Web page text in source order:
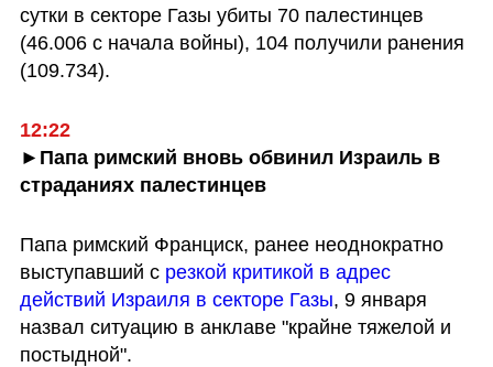
сутки в секторе Газы убиты 70 палестинцев
(46.006 с начала войны), 104 получили ранения
(109.734).
12:22
►Папа римский вновь обвинил Израиль в
страданиях палестинцев
Папа римский Франциск, ранее неоднократно
выступавший с резкой критикой в адрес
действий Израиля в секторе Газы, 9 января
назвал ситуацию в анклаве "крайне тяжелой и
постыдной".